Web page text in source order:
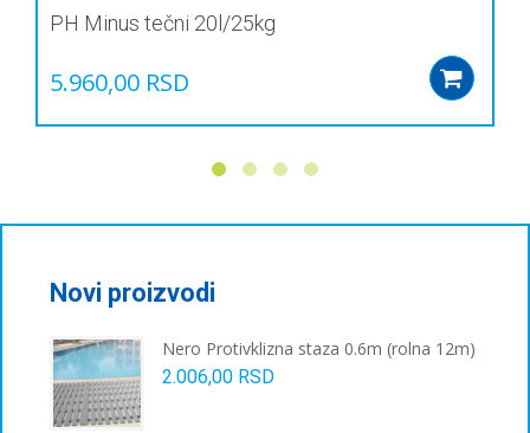
PH Minus tečni 20l/25kg
5.960,00 RSD
Novi proizvodi
Nero Protivklizna staza 0.6m (rolna 12m)
2.006,00 RSD